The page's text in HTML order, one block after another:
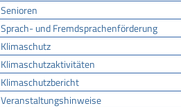
Senioren
Sprach- und Fremdsprachenförderung
Klimaschutz
Klimaschutzaktivitäten
Klimaschutzbericht
Veranstaltungshinweise